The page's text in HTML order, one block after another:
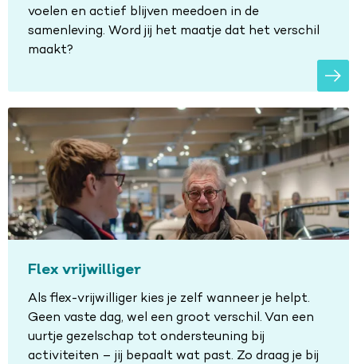
voelen en actief blijven meedoen in de
samenleving. Word jij het maatje dat het verschil
maakt?
Flex vrijwilliger
Als flex-vrijwilliger kies je zelf wanneer je helpt.
Geen vaste dag, wel een groot verschil. Van een
uurtje gezelschap tot ondersteuning bij
activiteiten – jij bepaalt wat past. Zo draag je bij